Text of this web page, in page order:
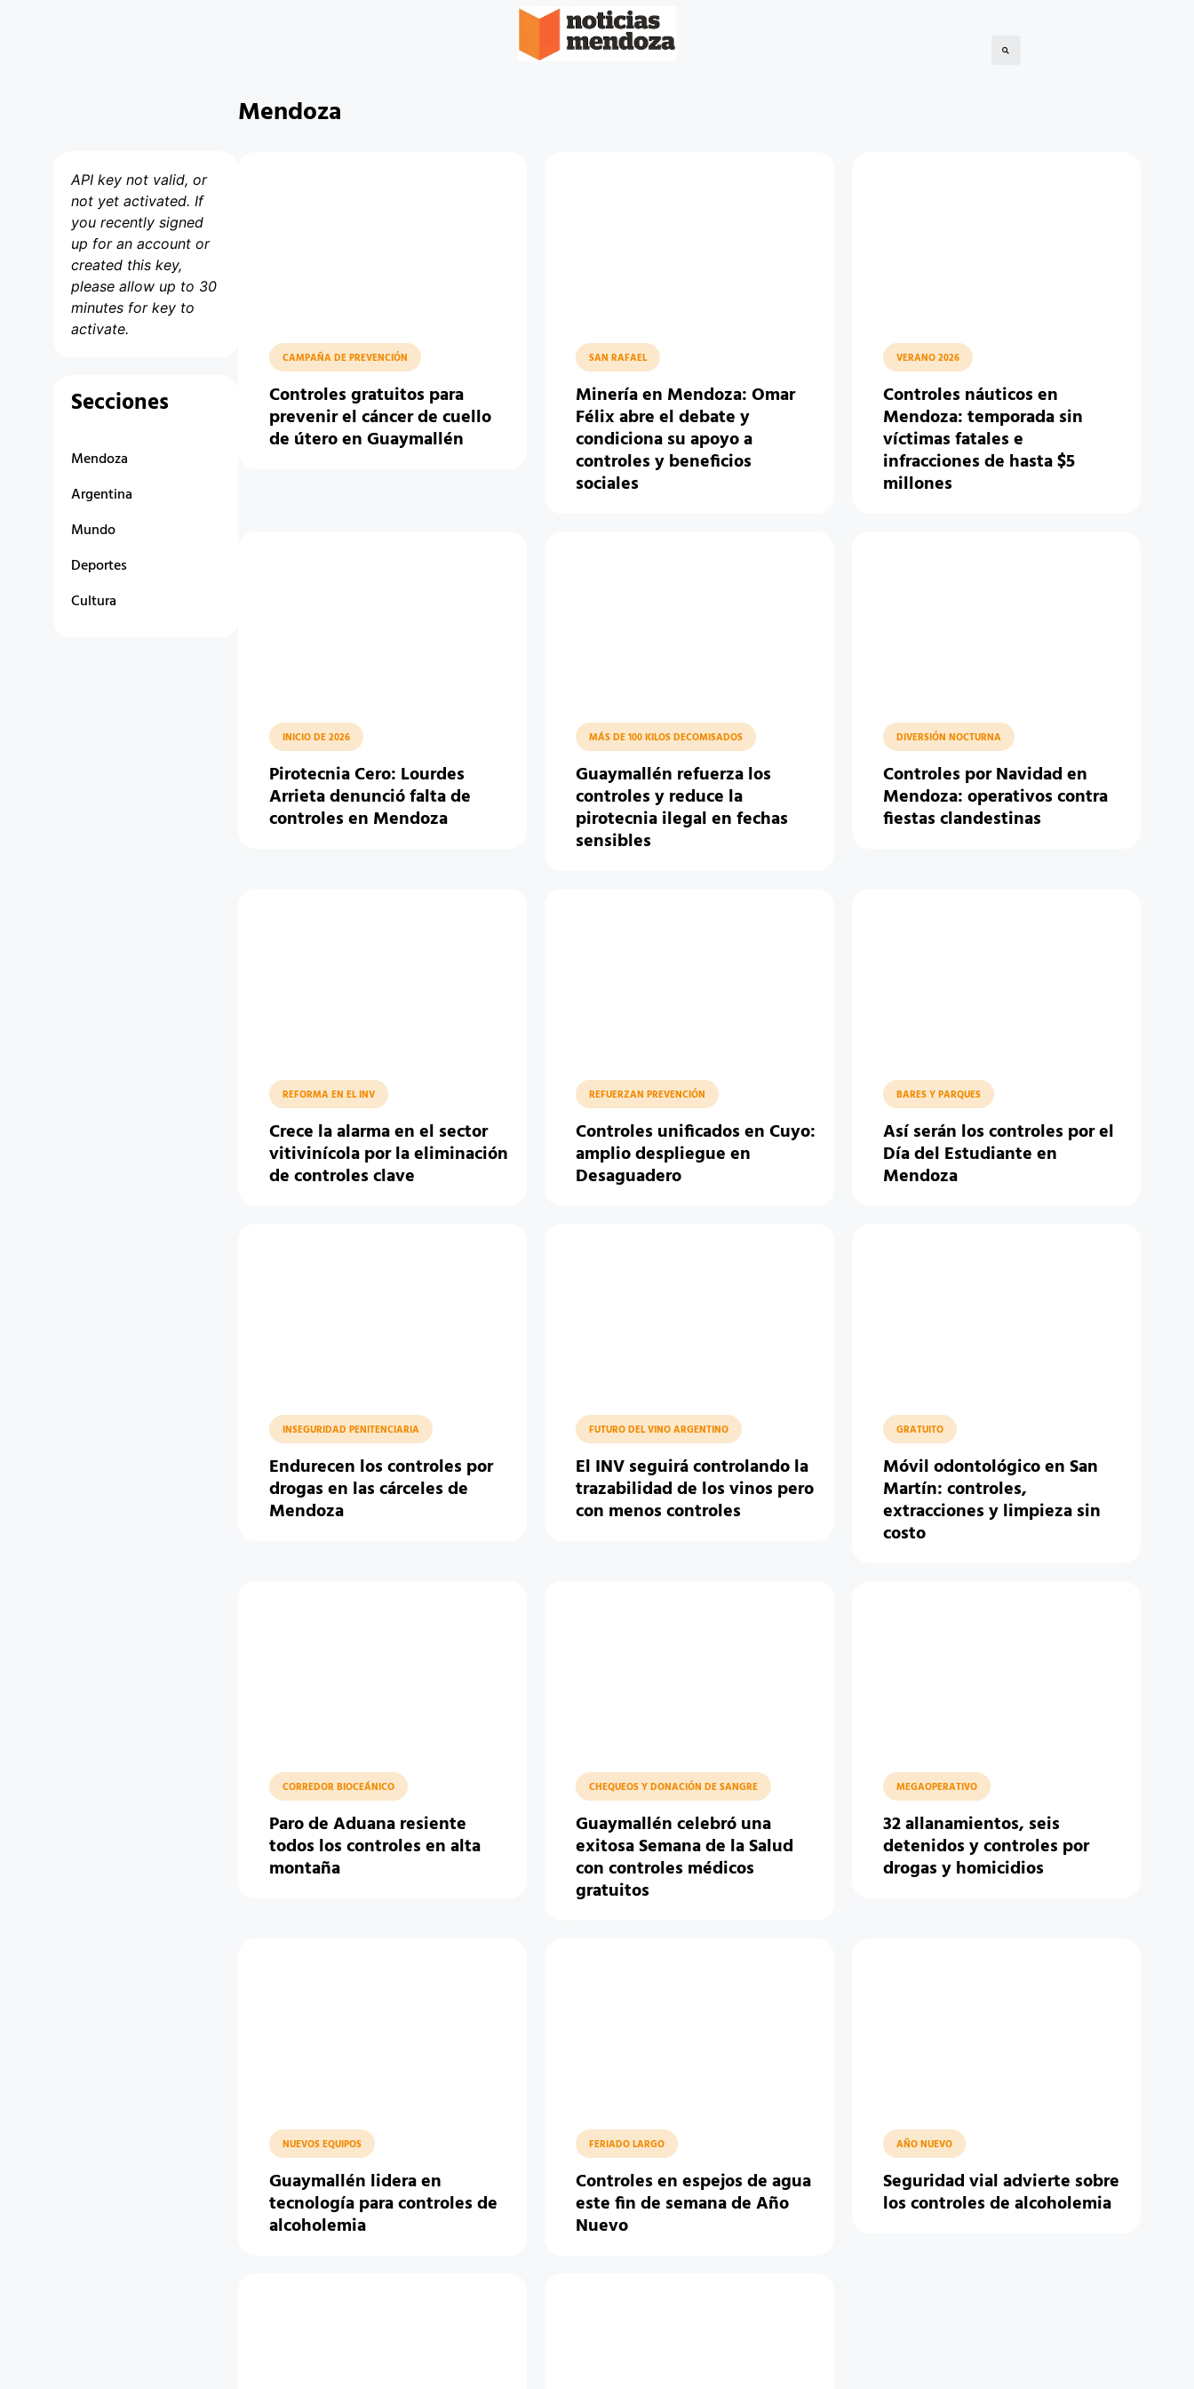
API key not valid, or
not yet activated. If
you recently signed
up for an account or
created this key,
please allow up to 30
minutes for key to
activate.
Secciones
Mendoza
Argentina
Mundo
Deportes
Cultura
Mendoza
CAMPAÑA DE PREVENCIÓN
Controles gratuitos para
prevenir el cáncer de cuello
de útero en Guaymallén
SAN RAFAEL
Minería en Mendoza: Omar
Félix abre el debate y
condiciona su apoyo a
controles y beneficios
sociales
VERANO 2026
Controles náuticos en
Mendoza: temporada sin
víctimas fatales e
infracciones de hasta $5
millones
INICIO DE 2026
Pirotecnia Cero: Lourdes
Arrieta denunció falta de
controles en Mendoza
MÁS DE 100 KILOS DECOMISADOS
Guaymallén refuerza los
controles y reduce la
pirotecnia ilegal en fechas
sensibles
DIVERSIÓN NOCTURNA
Controles por Navidad en
Mendoza: operativos contra
fiestas clandestinas
REFORMA EN EL INV
Crece la alarma en el sector
vitivinícola por la eliminación
de controles clave
REFUERZAN PREVENCIÓN
Controles unificados en Cuyo:
amplio despliegue en
Desaguadero
BARES Y PARQUES
Así serán los controles por el
Día del Estudiante en
Mendoza
INSEGURIDAD PENITENCIARIA
Endurecen los controles por
drogas en las cárceles de
Mendoza
FUTURO DEL VINO ARGENTINO
El INV seguirá controlando la
trazabilidad de los vinos pero
con menos controles
GRATUITO
Móvil odontológico en San
Martín: controles,
extracciones y limpieza sin
costo
CORREDOR BIOCEÁNICO
Paro de Aduana resiente
todos los controles en alta
montaña
CHEQUEOS Y DONACIÓN DE SANGRE
Guaymallén celebró una
exitosa Semana de la Salud
con controles médicos
gratuitos
MEGAOPERATIVO
32 allanamientos, seis
detenidos y controles por
drogas y homicidios
NUEVOS EQUIPOS
Guaymallén lidera en
tecnología para controles de
alcoholemia
FERIADO LARGO
Controles en espejos de agua
este fin de semana de Año
Nuevo
AÑO NUEVO
Seguridad vial advierte sobre
los controles de alcoholemia